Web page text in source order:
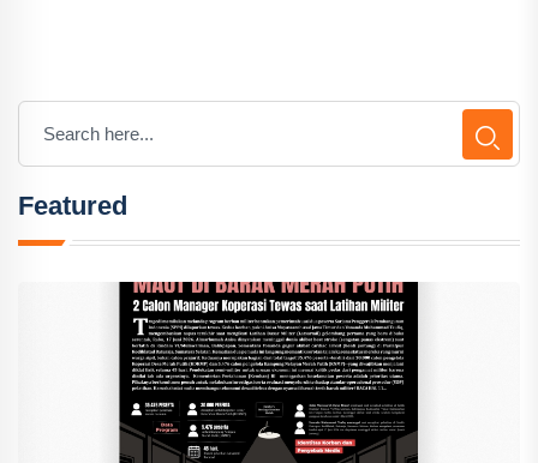
Featured